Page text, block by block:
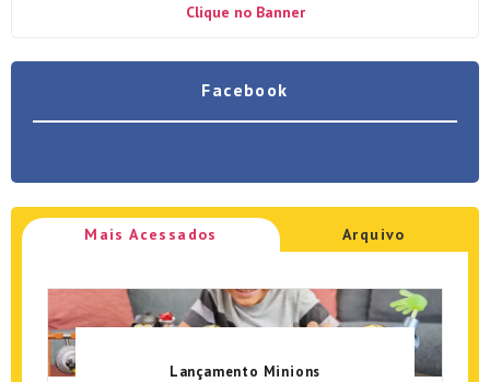
Clique no Banner
Facebook
Mais Acessados Arquivo
Lançamento Minions